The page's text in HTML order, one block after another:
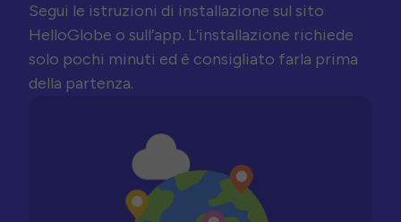
Segui le istruzioni di installazione sul sito
HelloGlobe o sull’app. L’installazione richiede
solo pochi minuti ed è consigliato farla prima
della partenza.